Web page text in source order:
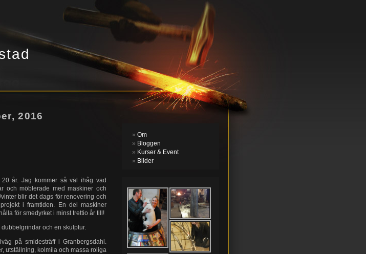
2016
år. Jag kommer så väl ihåg vad
och möblerade med maskiner och
blir det dags för renovering och
i framtiden. En del maskiner
för smedyrket i minst trettio år till!
och en skulptur.
på smidesträff i Granbergsdahl.
utställning, kolmila och massa roliga
Om
Bloggen
Kurser & Event
Bilder